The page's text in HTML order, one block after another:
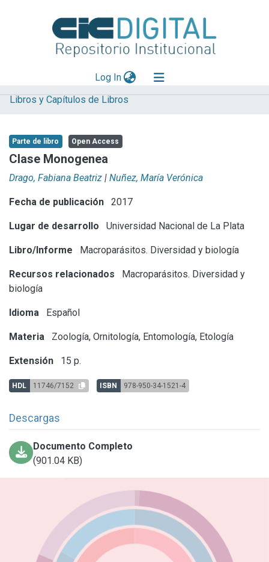
Log In(current)
Explorar
Aportar material
Statistics
Libros y Capítulos de Libros
Parte de libro Open Access
Clase Monogenea
Drago, Fabiana Beatriz | Nuñez, María Verónica
Fecha de publicación 2017
Lugar de desarrollo Universidad Nacional de La Plata
Libro/Informe Macroparásitos. Diversidad y biología
Recursos relacionados
Macroparásitos. Diversidad y
biología
Idioma Español
Materia Zoología, Ornitología, Entomología, Etología
Extensión 15 p.
HDL 11746/7152 ISBN 978-950-34-1521-4
Descargas
Documento Completo
(901.04 KB)